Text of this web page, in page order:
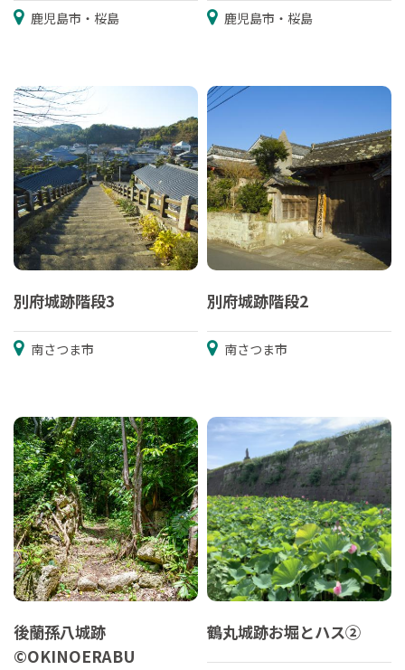
鹿児島市・桜島 鹿児島市・桜島
別府城跡階段3
南さつま市
別府城跡階段2
南さつま市
後蘭孫八城跡
©OKINOERABU
鶴丸城跡お堀とハス②